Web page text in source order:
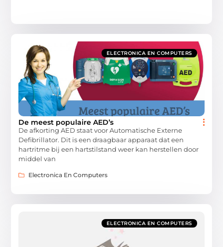
ELECTRONICA EN COMPUTERS
De meest populaire AED’s
De afkorting AED staat voor Automatische Externe
Defibrillator. Dit is een draagbaar apparaat dat een
hartritme bij een hartstilstand weer kan herstellen door
middel van
Electronica En Computers
ELECTRONICA EN COMPUTERS